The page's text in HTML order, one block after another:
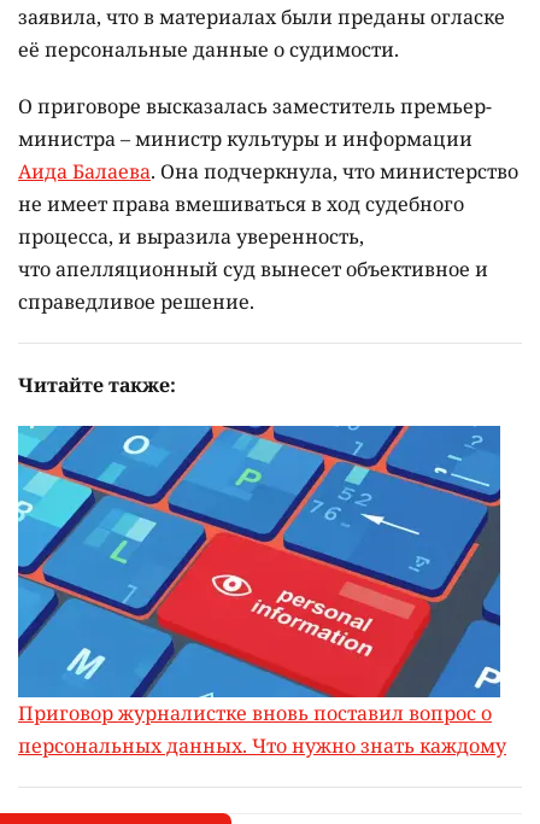
заявила, что в материалах были преданы огласке
её персональные данные о судимости.
О приговоре высказалась заместитель премьер-
министра – министр культуры и информации
Аида Балаева. Она подчеркнула, что министерство
не имеет права вмешиваться в ход судебного
процесса, и выразила уверенность,
что апелляционный суд вынесет объективное и
справедливое решение.
Читайте также:
Приговор журналистке вновь поставил вопрос о
персональных данных. Что нужно знать каждому